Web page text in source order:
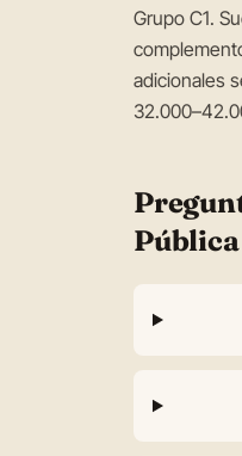
Grupo C1.
adicionales
Pública